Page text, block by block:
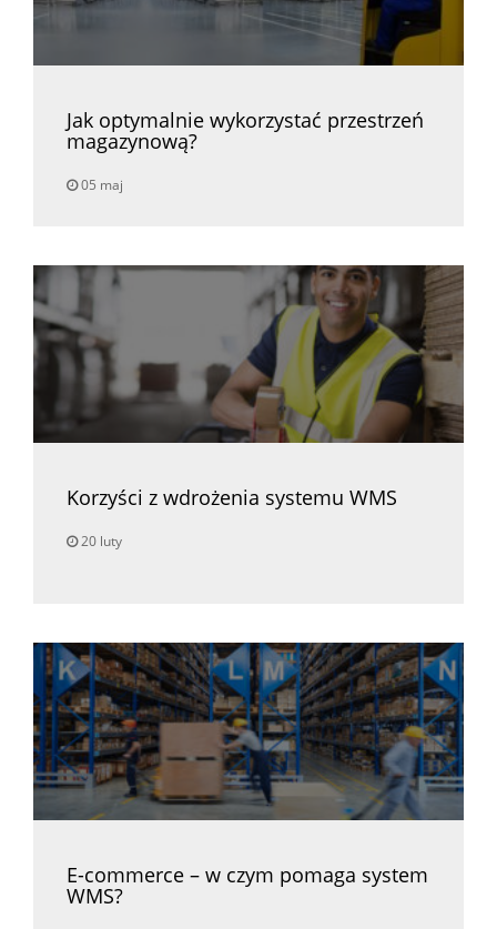
Jak optymalnie wykorzystać przestrzeń
magazynową?
05 maj
Korzyści z wdrożenia systemu WMS
20 luty
E-commerce – w czym pomaga system
WMS?